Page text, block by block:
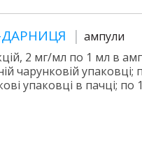
ДАРНИЦЯ
ампули
2 мг/мл по 1 мл в
чарунковій упаковці;
упаковці в пачці; по